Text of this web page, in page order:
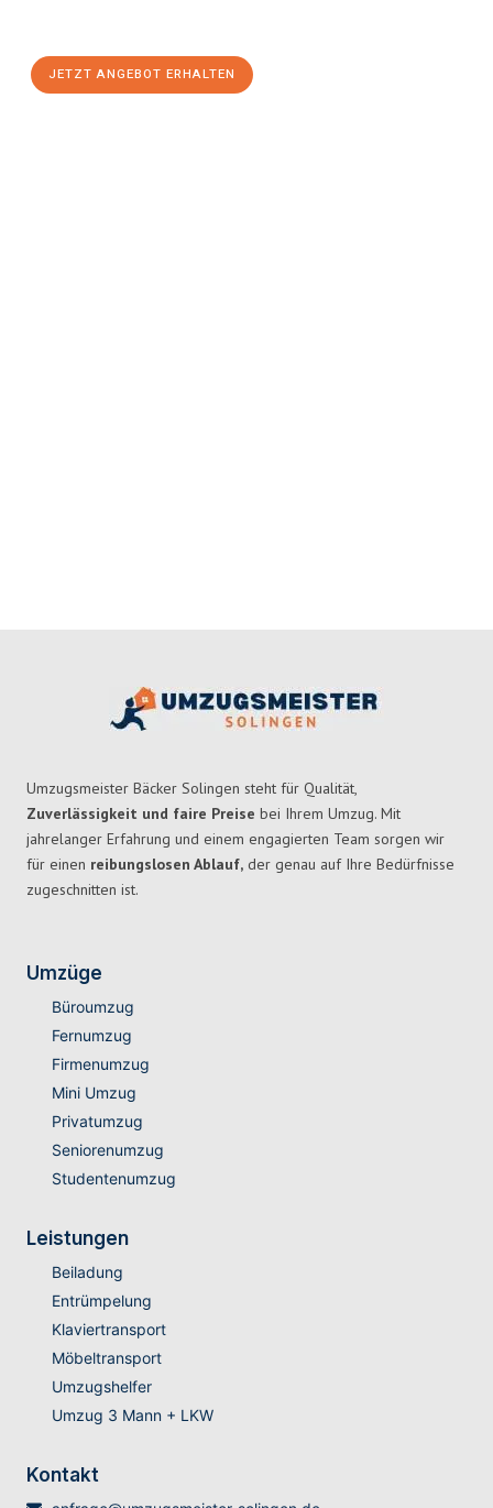
JETZT ANGEBOT ERHALTEN
Umzugsmeister Bäcker Solingen steht für Qualität,
Zuverlässigkeit und faire Preise bei Ihrem Umzug. Mit
jahrelanger Erfahrung und einem engagierten Team sorgen wir
für einen reibungslosen Ablauf, der genau auf Ihre Bedürfnisse
zugeschnitten ist.
Umzüge
Büroumzug
Fernumzug
Firmenumzug
Mini Umzug
Privatumzug
Seniorenumzug
Studentenumzug
Leistungen
Beiladung
Entrümpelung
Klaviertransport
Möbeltransport
Umzugshelfer
Umzug 3 Mann + LKW
Kontakt